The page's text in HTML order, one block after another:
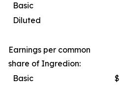
Basic
Diluted
Earnings per common
share of Ingredion:
Basic
$